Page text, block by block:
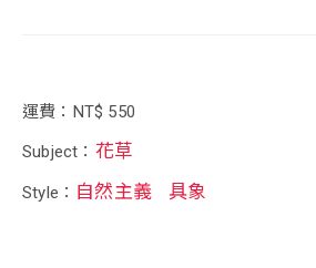
運費：NT$ 550
Subject： 花草
Style： 自然主義 具象